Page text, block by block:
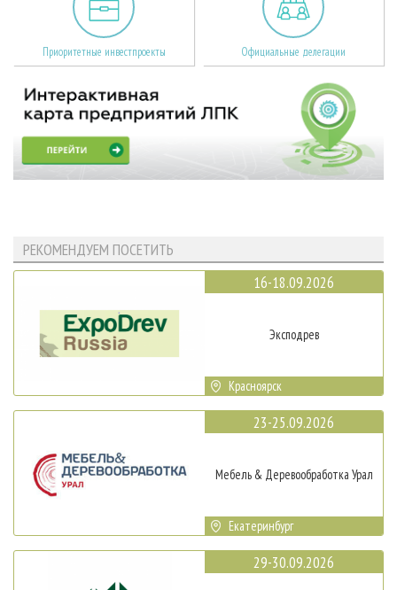
Приоритетные инвестпроекты Официальные делегации
РЕКОМЕНДУЕМ ПОСЕТИТЬ
16-18.09.2026
Эксподрев
Красноярск
23-25.09.2026
Мебель & Деревообработка Урал
Екатеринбург
29-30.09.2026